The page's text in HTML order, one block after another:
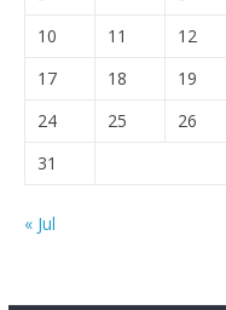
17
18 19
24
25 26
31
« Jul